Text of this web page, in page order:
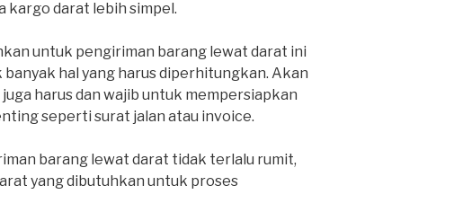
kargo darat lebih simpel.
untuk pengiriman barang lewat darat ini
hal yang harus diperhitungkan. Akan
harus dan wajib untuk mempersiapkan
seperti surat jalan atau invoice.
barang lewat darat tidak terlalu rumit,
yang dibutuhkan untuk proses